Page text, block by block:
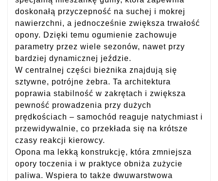
doskonałą przyczepność na suchej i mokrej
nawierzchni, a jednocześnie zwiększa trwałość
opony. Dzięki temu ogumienie zachowuje
parametry przez wiele sezonów, nawet przy
bardziej dynamicznej jeździe.
W centralnej części bieżnika znajdują się
sztywne, potrójne żebra. Ta architektura
poprawia stabilność w zakrętach i zwiększa
pewność prowadzenia przy dużych
prędkościach – samochód reaguje natychmiast i
przewidywalnie, co przekłada się na krótsze
czasy reakcji kierowcy.
Opona ma lekką konstrukcję, która zmniejsza
opory toczenia i w praktyce obniża zużycie
paliwa. Wspiera to także dwuwarstwowa